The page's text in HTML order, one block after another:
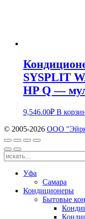
SYSPLIT
HP Q —
9,546.00₽ В
© 2005-2026 ООО
Уфа
Самара
Кондиционеры
Бытовые